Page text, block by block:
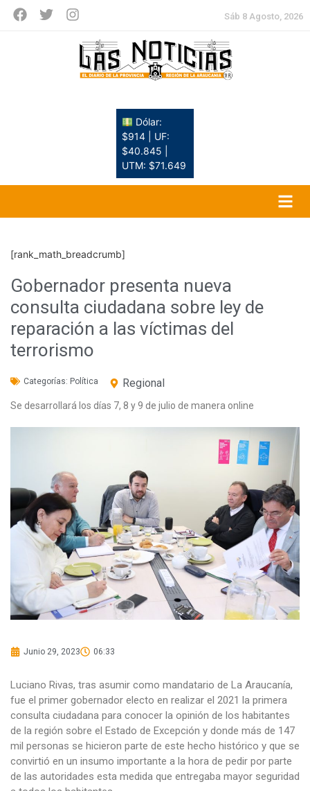
Sáb 8 Agosto, 2026
Dólar:
$914 | UF:
$40.845 |
UTM: $71.649
[rank_math_breadcrumb]
Gobernador presenta nueva
consulta ciudadana sobre ley de
reparación a las víctimas del
terrorismo
Categorías: Política Regional
Se desarrollará los días 7, 8 y 9 de julio de manera online
Junio 29, 2023 06:33
Luciano Rivas, tras asumir como mandatario de La Araucanía,
fue el primer gobernador electo en realizar el 2021 la primera
consulta ciudadana para conocer la opinión de los habitantes
de la región sobre el Estado de Excepción y donde más de 147
mil personas se hicieron parte de este hecho histórico y que se
convirtió en un insumo importante a la hora de pedir por parte
de las autoridades esta medida que entregaba mayor seguridad